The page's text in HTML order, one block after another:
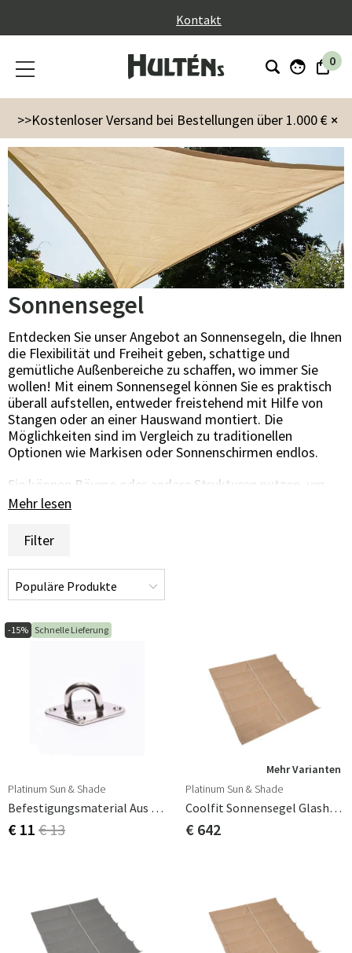
Kontakt
0
×
>>Kostenloser Versand bei Bestellungen über 1.000 €
Garten Sonnenschirme & Zubehör Sonnensegel
Sonnensegel
Entdecken Sie unser Angebot an Sonnensegeln, die Ihnen
die Flexibilität und Freiheit geben, schattige und
gemütliche Außenbereiche zu schaffen, wo immer Sie
wollen! Mit einem Sonnensegel können Sie es praktisch
überall aufstellen, entweder freistehend mit Hilfe von
Stangen oder an einer Hauswand montiert. Die
Möglichkeiten sind im Vergleich zu traditionellen
Optionen wie Markisen oder Sonnenschirmen endlos.
Sie können Bäume oder andere Strukturen nutzen, um
das Sonnensegel aufzuspannen und so den perfekten
Entdecken Sie unser Angebot an hochwertigen
Sonnensegeln und lassen Sie sich von uns helfen, Ihre
Traumumgebung im Freien zu schaffen. Mit einem
Sonnensegel von uns können Sie Schatten und Komfort
Besuchen Sie uns noch heute und lassen Sie uns Ihr
Mehr lesen
Filter
-15% Schnelle Lieferung
Platinum Sun & Shade
Befestigungsmaterial Aus Rostfreiem Stahl, Öse 8mm
€ 11 € 13
Mehr Varianten
Platinum Sun & Shade
Coolfit Sonnensegel Glasharmonika 200x400cm Beige
€ 642